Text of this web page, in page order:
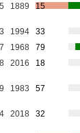
1889 15
1994
33
1968
79
2016 18
1983 57
2018 32